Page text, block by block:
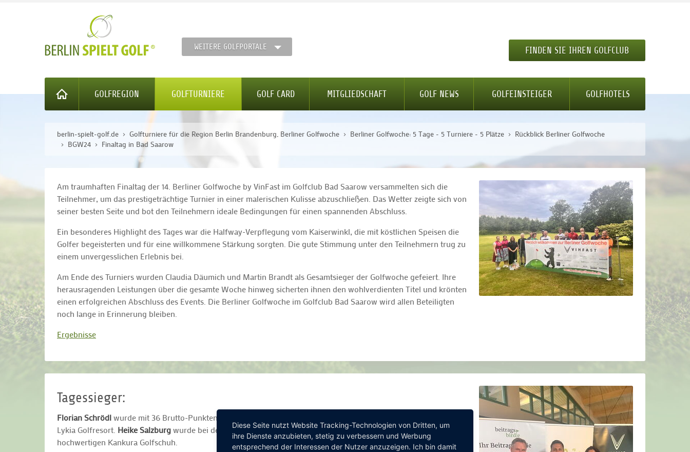
WEITERE GOLFPORTALE FINDEN SIE IHREN GOLFCLUB
GOLFREGION GOLFTURNIERE GOLF CARD MITGLIEDSCHAFT GOLF NEWS GOLFEINSTEIGER GOLFHOTELS
berlin-spielt-golf.de Golfturniere für die Region Berlin Brandenburg, Berliner Golfwoche Berliner Golfwoche: 5 Tage - 5 Turniere - 5 Plätze
Rückblick Berliner Golfwoche
BGW24
Finaltag in Bad Saarow
Am traumhaften Finaltag der 14. Berliner Golfwoche by VinFast im Golfclub Bad Saarow versammelten sich die
Teilnehmer, um das prestigeträchtige Turnier in einer malerischen Kulisse abzuschließen. Das Wetter zeigte sich von
seiner besten Seite und bot den Teilnehmern ideale Bedingungen für einen spannenden Abschluss.
Ein besonderes Highlight des Tages war die Halfway-Verpflegung vom Kaiserwinkl, die mit köstlichen Speisen die
Golfer begeisterten und für eine willkommene Stärkung sorgten. Die gute Stimmung unter den Teilnehmern trug zu
einem unvergesslichen Erlebnis bei.
Am Ende des Turniers wurden Claudia Däumich und Martin Brandt als Gesamtsieger der Golfwoche gefeiert. Ihre
herausragenden Leistungen über die gesamte Woche hinweg sicherten ihnen den wohlverdienten Titel und krönten
einen erfolgreichen Abschluss des Events. Die Berliner Golfwoche im Golfclub Bad Saarow wird allen Beteiligten
noch lange in Erinnerung bleiben.
Ergebnisse
Tagessieger:
Florian Schrödlwurde mit 36 Brutto-Punkten der Brutto-Sieger und gewann eine hochwertige Reise nach Belek ins
Lykia Golfresort. Heike Salzburgwurde bei den Damen die Brutto Siegerin und gewann einen Gutschein für einen
hochwertigen Kankura Golfschuh.
Diese Seite nutzt Website Tracking-Technologien von Dritten, um
ihre Dienste anzubieten, stetig zu verbessern und Werbung
entsprechend der Interessen der Nutzer anzuzeigen. Ich bin damit